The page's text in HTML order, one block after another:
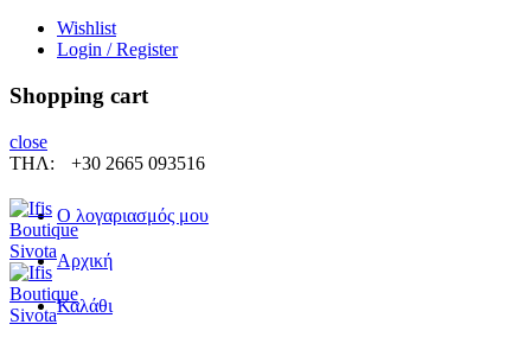
Wishlist
Login / Register
Shopping cart
close
ΤΗΛ:
+30 2665 093516
Ο λογαριασμός μου
Αρχική
Καλάθι